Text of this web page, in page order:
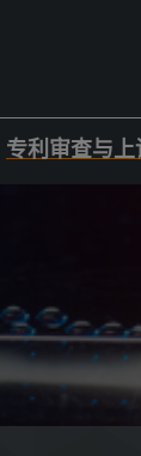
专利审查与